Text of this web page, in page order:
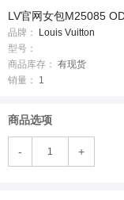
LV官网女包M25085
品牌：
Louis Vuitton
型号：
商品库存： 有现货
销量：
1
商品选项
- +